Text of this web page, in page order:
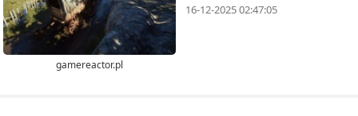
gamereactor.pl
16-12-2025 02:47:05